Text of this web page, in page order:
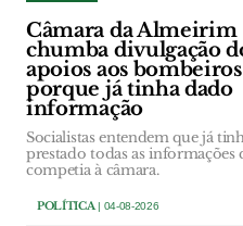
Câmara da Almeirim
chumba divulgação
apoios aos bombeiros
porque já tinha dado
informação
Socialistas entendem que já
prestado todas as informações
competia à câmara.
POLÍTICA| 04-08-2026